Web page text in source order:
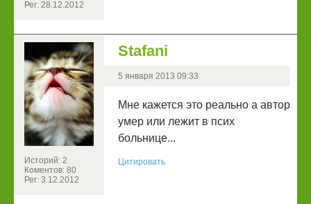
Рег: 28.12.2012
Историй: 2
Коментов: 80
Рег: 3.12.2012
Stafani
5 января 2013 09:33
Мне кажется это реально а автор
умер или лежит в псих
больнице...
Цитировать